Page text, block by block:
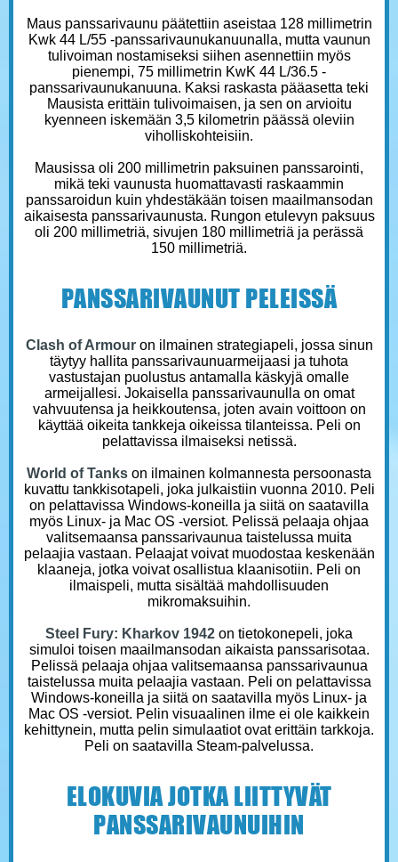
Maus panssarivaunu päätettiin aseistaa 128 millimetrin
Kwk 44 L/55 -panssarivaunukanuunalla, mutta vaunun
tulivoiman nostamiseksi siihen asennettiin myös
pienempi, 75 millimetrin KwK 44 L/36.5 -
panssarivaunukanuuna. Kaksi raskasta pääasetta teki
Mausista erittäin tulivoimaisen, ja sen on arvioitu
kyenneen iskemään 3,5 kilometrin päässä oleviin
viholliskohteisiin.
Mausissa oli 200 millimetrin paksuinen panssarointi,
mikä teki vaunusta huomattavasti raskaammin
panssaroidun kuin yhdestäkään toisen maailmansodan
aikaisesta panssarivaunusta. Rungon etulevyn paksuus
oli 200 millimetriä, sivujen 180 millimetriä ja perässä
150 millimetriä.
PANSSARIVAUNUT PELEISSÄ
Clash of Armouron ilmainen strategiapeli, jossa sinun
täytyy hallita panssarivaunuarmeijaasi ja tuhota
vastustajan puolustus antamalla käskyjä omalle
armeijallesi. Jokaisella panssarivaunulla on omat
vahvuutensa ja heikkoutensa, joten avain voittoon on
käyttää oikeita tankkeja oikeissa tilanteissa. Peli on
pelattavissa ilmaiseksi netissä.
World of Tanks on ilmainen kolmannesta persoonasta
kuvattu tankkisotapeli, joka julkaistiin vuonna 2010. Peli
on pelattavissa Windows-koneilla ja siitä on saatavilla
myös Linux- ja Mac OS -versiot. Pelissä pelaaja ohjaa
valitsemaansa panssarivaunua taistelussa muita
pelaajia vastaan. Pelaajat voivat muodostaa keskenään
klaaneja, jotka voivat osallistua klaanisotiin. Peli on
ilmaispeli, mutta sisältää mahdollisuuden
mikromaksuihin.
Steel Fury: Kharkov 1942 on tietokonepeli, joka
simuloi toisen maailmansodan aikaista panssarisotaa.
Pelissä pelaaja ohjaa valitsemaansa panssarivaunua
taistelussa muita pelaajia vastaan. Peli on pelattavissa
Windows-koneilla ja siitä on saatavilla myös Linux- ja
Mac OS -versiot. Pelin visuaalinen ilme ei ole kaikkein
kehittynein, mutta pelin simulaatiot ovat erittäin tarkkoja.
Peli on saatavilla Steam-palvelussa.
ELOKUVIA JOTKA LIITTYVÄT
PANSSARIVAUNUIHIN